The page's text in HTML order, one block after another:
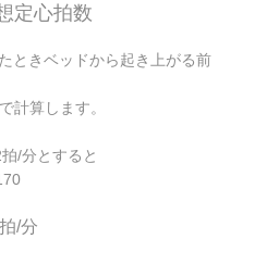
定心拍数
ときベッドから起き上がる前
計算します。
/分とすると
/分